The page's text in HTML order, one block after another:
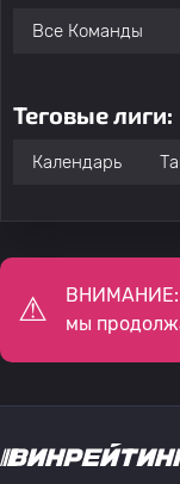
Все Команды
Теговые лиги:
Календарь
ВНИМАНИЕ:
мы